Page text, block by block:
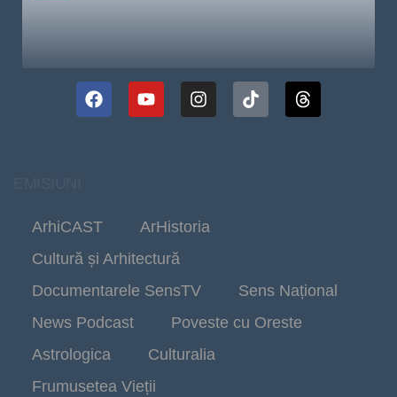
ArhiCAST
ArHistoria
Cultură și Arhitectură
Documentarele SensTV
Sens Național
News Podcast
Poveste cu Oreste
Astrologica
Culturalia
Frumusetea Vieții